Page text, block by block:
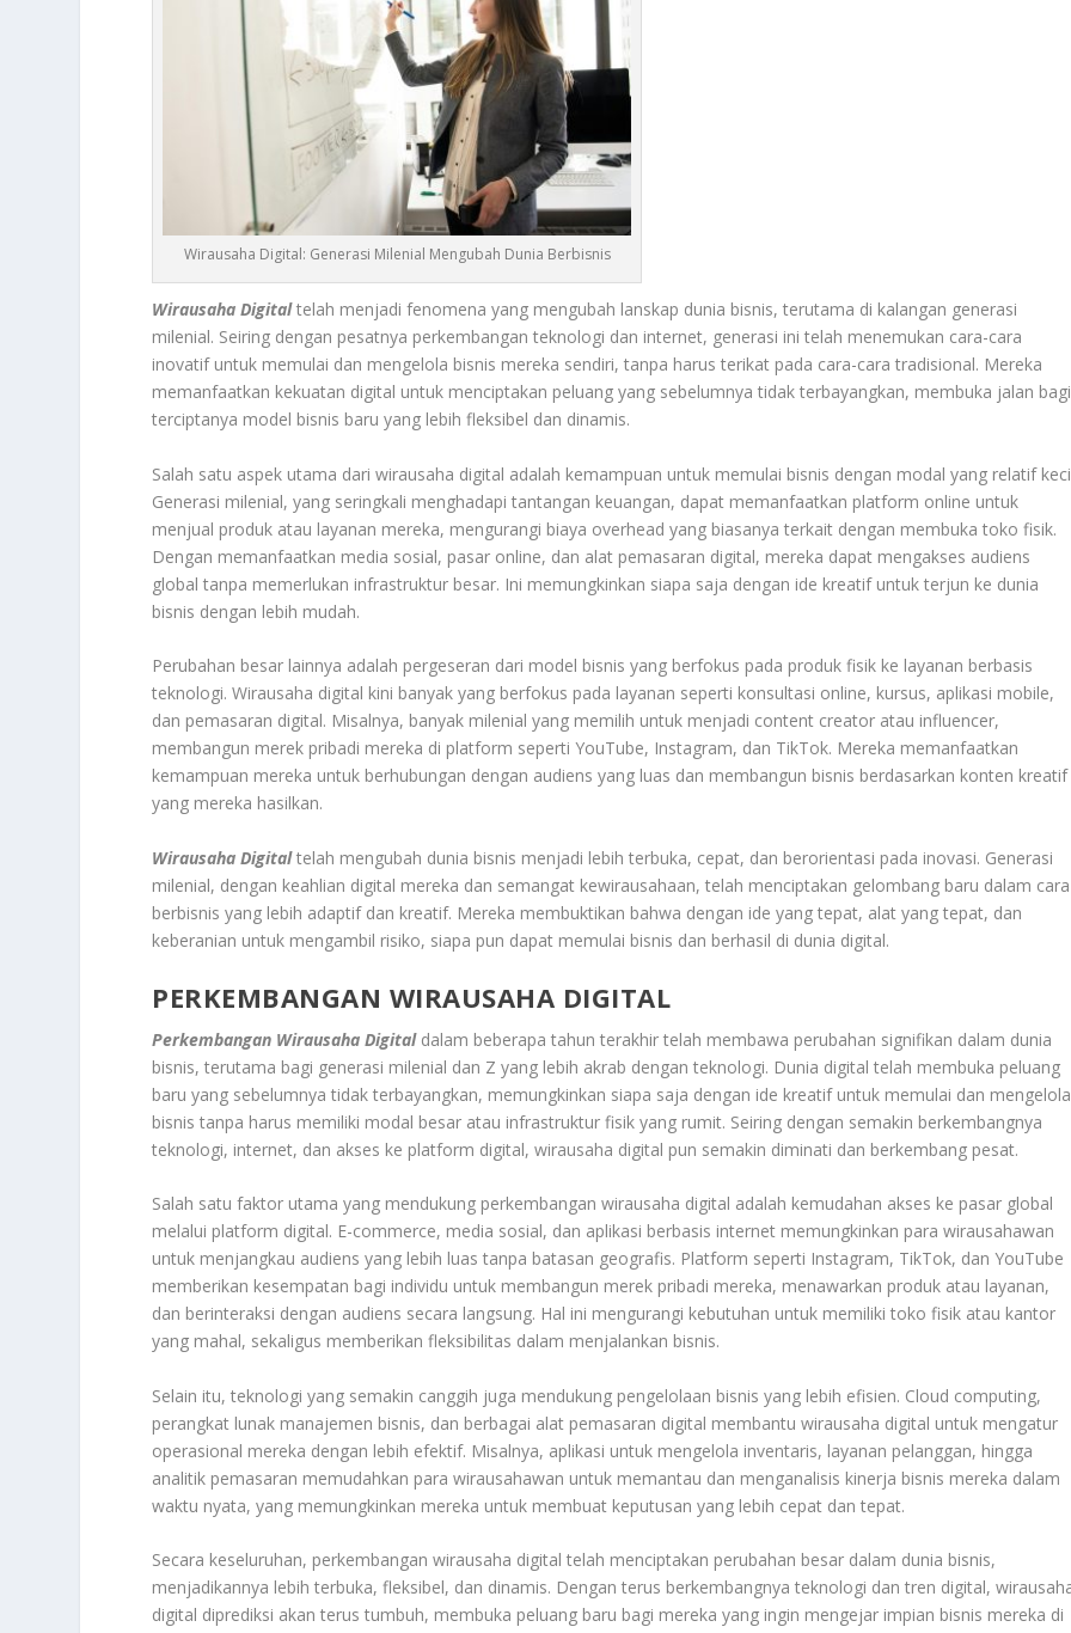
Wirausaha Digital: Generasi Milenial Mengubah Dunia Berbisnis
Wirausaha Digitaltelah menjadi fenomena yang mengubah lanskap dunia bisnis, terutama di kalangan generasi
milenial. Seiring dengan pesatnya perkembangan teknologi dan internet, generasi ini telah menemukan cara-cara
inovatif untuk memulai dan mengelola bisnis mereka sendiri, tanpa harus terikat pada cara-cara tradisional. Mereka
memanfaatkan kekuatan digital untuk menciptakan peluang yang sebelumnya tidak terbayangkan, membuka jalan bagi
terciptanya model bisnis baru yang lebih fleksibel dan dinamis.
Salah satu aspek utama dari wirausaha digital adalah kemampuan untuk memulai bisnis dengan modal yang relatif
Generasi milenial, yang seringkali menghadapi tantangan keuangan, dapat memanfaatkan platform online untuk
menjual produk atau layanan mereka, mengurangi biaya overhead yang biasanya terkait dengan membuka toko fisik.
Dengan memanfaatkan media sosial, pasar online, dan alat pemasaran digital, mereka dapat mengakses audiens
global tanpa memerlukan infrastruktur besar. Ini memungkinkan siapa saja dengan ide kreatif untuk terjun ke dunia
bisnis dengan lebih mudah.
Perubahan besar lainnya adalah pergeseran dari model bisnis yang berfokus pada produk fisik ke layanan berbasis
teknologi. Wirausaha digital kini banyak yang berfokus pada layanan seperti konsultasi online, kursus, aplikasi mobile,
dan pemasaran digital. Misalnya, banyak milenial yang memilih untuk menjadi content creator atau influencer,
membangun merek pribadi mereka di platform seperti YouTube, Instagram, dan TikTok. Mereka memanfaatkan
kemampuan mereka untuk berhubungan dengan audiens yang luas dan membangun bisnis berdasarkan konten kreatif
yang mereka hasilkan.
Wirausaha Digitaltelah mengubah dunia bisnis menjadi lebih terbuka, cepat, dan berorientasi pada inovasi. Generasi
milenial, dengan keahlian digital mereka dan semangat kewirausahaan, telah menciptakan gelombang baru dalam cara
berbisnis yang lebih adaptif dan kreatif. Mereka membuktikan bahwa dengan ide yang tepat, alat yang tepat, dan
keberanian untuk mengambil risiko, siapa pun dapat memulai bisnis dan berhasil di dunia digital.
PERKEMBANGAN WIRAUSAHA DIGITAL
Perkembangan Wirausaha Digitaldalam beberapa tahun terakhir telah membawa perubahan signifikan dalam dunia
bisnis, terutama bagi generasi milenial dan Z yang lebih akrab dengan teknologi. Dunia digital telah membuka peluang
baru yang sebelumnya tidak terbayangkan, memungkinkan siapa saja dengan ide kreatif untuk memulai dan mengelola
bisnis tanpa harus memiliki modal besar atau infrastruktur fisik yang rumit. Seiring dengan semakin berkembangnya
teknologi, internet, dan akses ke platform digital, wirausaha digital pun semakin diminati dan berkembang pesat.
Salah satu faktor utama yang mendukung perkembangan wirausaha digital adalah kemudahan akses ke pasar global
melalui platform digital. E-commerce, media sosial, dan aplikasi berbasis internet memungkinkan para wirausahawan
untuk menjangkau audiens yang lebih luas tanpa batasan geografis. Platform seperti Instagram, TikTok, dan YouTube
memberikan kesempatan bagi individu untuk membangun merek pribadi mereka, menawarkan produk atau layanan,
dan berinteraksi dengan audiens secara langsung. Hal ini mengurangi kebutuhan untuk memiliki toko fisik atau kantor
yang mahal, sekaligus memberikan fleksibilitas dalam menjalankan bisnis.
Selain itu, teknologi yang semakin canggih juga mendukung pengelolaan bisnis yang lebih efisien. Cloud computing,
perangkat lunak manajemen bisnis, dan berbagai alat pemasaran digital membantu wirausaha digital untuk mengatur
operasional mereka dengan lebih efektif. Misalnya, aplikasi untuk mengelola inventaris, layanan pelanggan, hingga
analitik pemasaran memudahkan para wirausahawan untuk memantau dan menganalisis kinerja bisnis mereka dalam
waktu nyata, yang memungkinkan mereka untuk membuat keputusan yang lebih cepat dan tepat.
Secara keseluruhan, perkembangan wirausaha digital telah menciptakan perubahan besar dalam dunia bisnis,
menjadikannya lebih terbuka, fleksibel, dan dinamis. Dengan terus berkembangnya teknologi dan tren digital,
digital diprediksi akan terus tumbuh, membuka peluang baru bagi mereka yang ingin mengejar impian bisnis mereka di